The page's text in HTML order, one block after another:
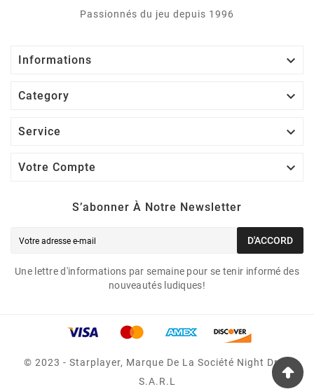
Passionnés du jeu depuis 1996
Informations 
Category 
Service 
Votre Compte 
S’abonner À Notre Newsletter
D'ACCORD
Une lettre d'informations par semaine pour se tenir informé des
nouveautés ludiques!
© 2023 - Starplayer, Marque De La Société Night Drop
S.A.R.L